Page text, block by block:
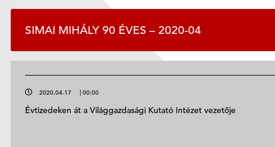
SIMAI MIHÁLY 90 ÉVES – 2020-04
2020.04.17 | 00:00
Évtizedeken át a Világgazdasági Kutató Intézet vezetője